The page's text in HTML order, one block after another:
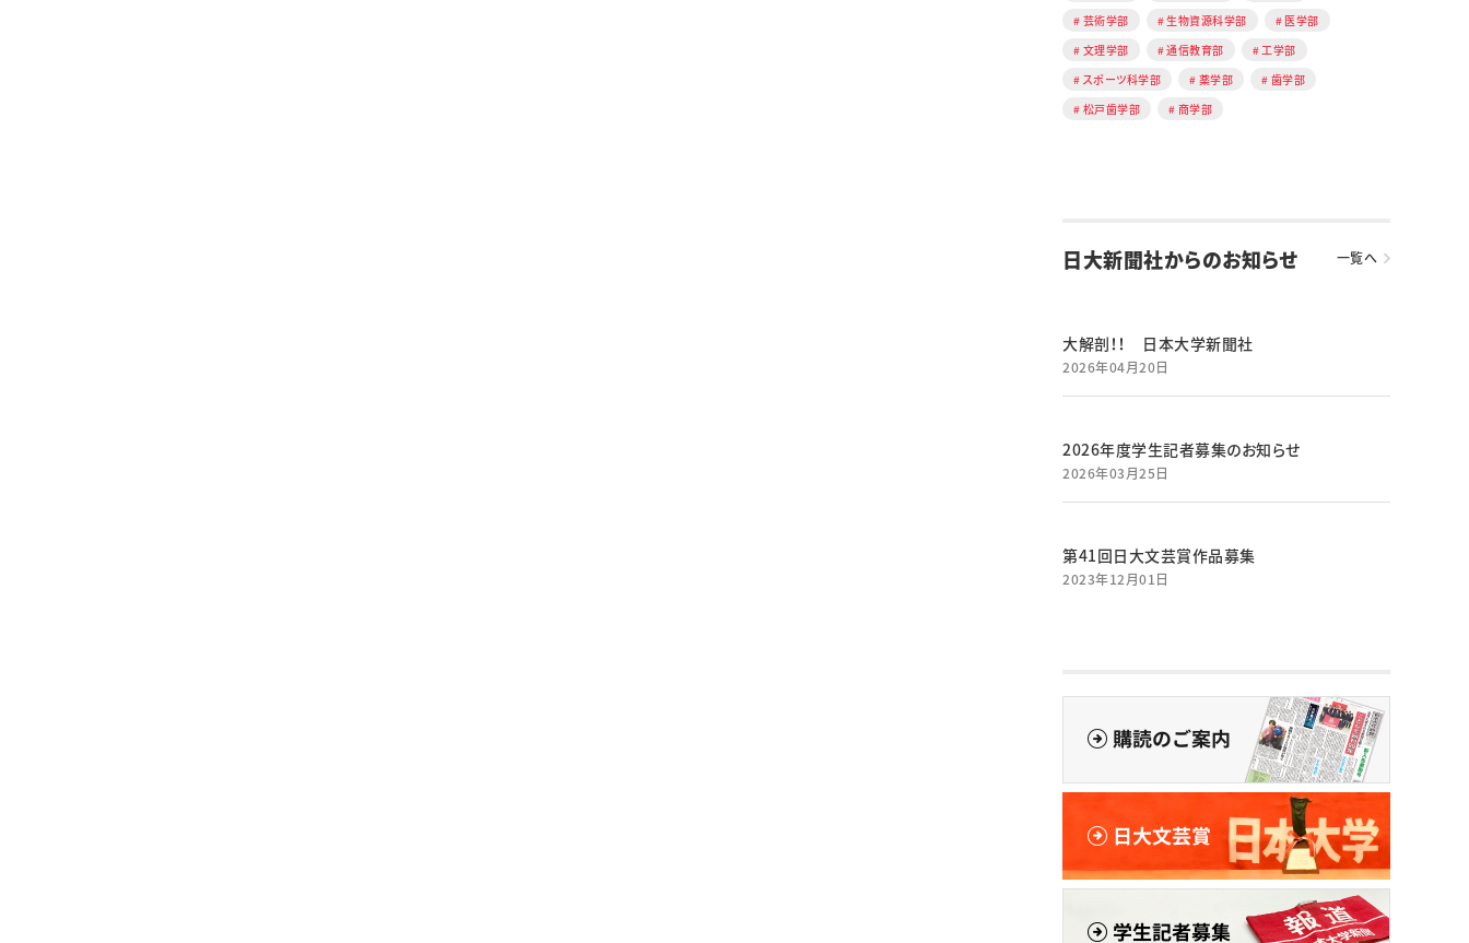
芸術学部
生物資源科学部
医学部
文理学部
通信教育部
工学部
スポーツ科学部
薬学部
歯学部
松戸歯学部
商学部
日大新聞社からのお知らせ 一覧へ
大解剖！！ 日本大学新聞社
2026年04月20日
2026年度学生記者募集のお知らせ
2026年03月25日
第41回日大文芸賞作品募集
2023年12月01日